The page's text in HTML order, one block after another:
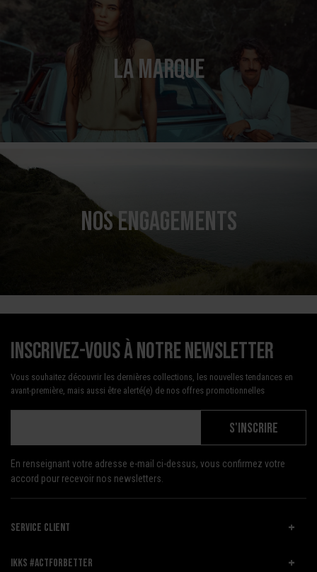
LA MARQUE
NOS ENGAGEMENTS
Inscrivez-vous à notre newsletter
Vous souhaitez découvrir les dernières collections, les nouvelles tendances en
avant-première, mais aussi être alerté(e) de nos offres promotionnelles
S'INSCRIRE
En renseignant votre adresse e-mail ci-dessus, vous confirmez votre
accord pour recevoir nos newsletters.
SERVICE CLIENT
IKKS #ACTFORBETTER